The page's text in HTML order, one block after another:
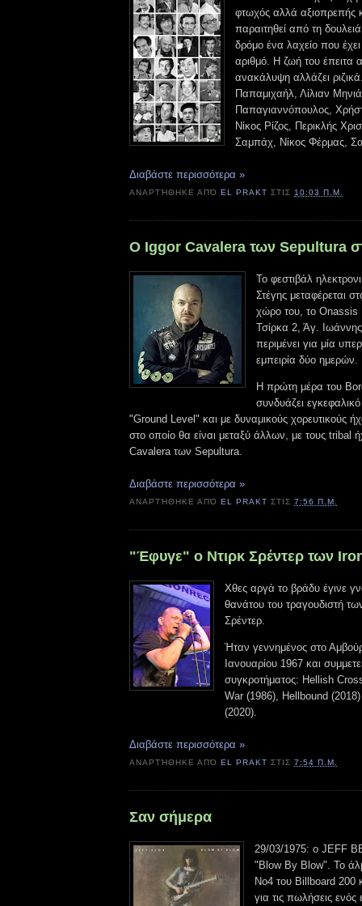
φτωχός αλλά αξιοπρεπής
παραιτηθεί από τη
δρόμο ένα λαχείο που
αριθμό. Η ζωή του έπειτα
ανακάλυψη αλλάζει
Παπαμιχαήλ, Λίλιαν
Παπαγιαννόπουλος,
Νίκος Ρίζος, Περικλής
Σαμπάχ, Νίκος Φέρμας,
Διαβάστε περισσότερα »
ΑΝΑΡΤΉΘΗΚΕ ΑΠΌEL PRAKT ΣΤΙΣ 10:03 Π.Μ.
Ο Iggor Cavalera των Sepultura
Το φεστιβάλ
Στέγης μεταφέρεται
χώρο του, το Onassis
Τσίρκα 2, Άγ.
περιμένει για μία
εμπειρία δύο ημερών.
Η πρώτη μέρα του
συνδυάζει
"Ground Level" και με δυναμικούς χορευτικούς
στο οποίο θα είναι μεταξύ άλλων, με τους tribal
Cavalera των Sepultura.
Διαβάστε περισσότερα »
ΑΝΑΡΤΉΘΗΚΕ ΑΠΌEL PRAKT ΣΤΙΣ7:56 Π.Μ.
"Έφυγε" ο Ντιρκ Σρέντερ των
Χθες αργά το βράδυ έγινε
θανάτου του τραγουδιστή
Σρέντερ.
Ήταν γεννημένος στο
Ιανουαρίου 1967 και
συγκροτήματος: Hellish
War (1986), Hellbound
(2020).
Διαβάστε περισσότερα »
ΑΝΑΡΤΉΘΗΚΕ ΑΠΌEL PRAKT ΣΤΙΣ7:54 Π.Μ.
Σαν σήμερα
29/03/1975: ο JEFF
"Blow By Blow". Το
Νο4 του Billboard 200
για τις πωλήσεις ενός